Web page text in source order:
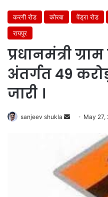
करगी रोड कोरबा पेंड्रा रोड
रायपुर
प्रधानमंत्री
अंतर्गत 49
जारी ।
sanjeev shukla
Send May 27,